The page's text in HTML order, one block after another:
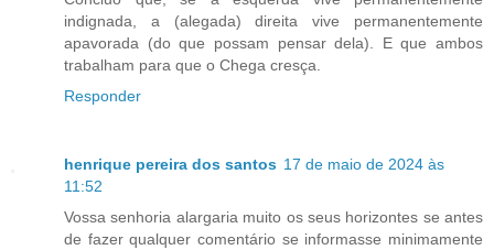
indignada, a (alegada) direita vive permanentemente
apavorada (do que possam pensar dela). E que ambos
trabalham para que o Chega cresça.
Responder
henrique pereira dos santos 17 de maio de 2024 às
11:52
Vossa senhoria alargaria muito os seus horizontes se antes
de fazer qualquer comentário se informasse minimamente